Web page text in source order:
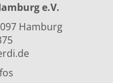
e.V.
Hamburg